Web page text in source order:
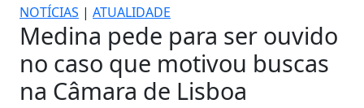
NOTÍCIAS | ATUALIDADE
Medina pede para ser ouvido
no caso que motivou buscas
na Câmara de Lisboa